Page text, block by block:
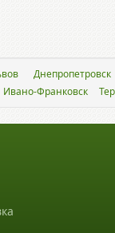
Днепропетровск
Ивано-Франковск